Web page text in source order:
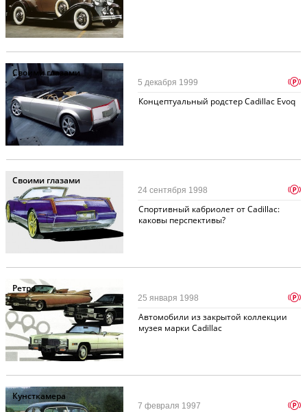
Своими глазами
Концептуальный родстер Cadillac Evoq
5 декабря 1999 p
Своими глазами
Спортивный кабриолет от Cadillac:
каковы перспективы?
24 сентября 1998 p
Ретро
Автомобили из закрытой коллекции
музея марки Cadillac
25 января 1998 p
Кунсткамера
7 февраля 1997 p